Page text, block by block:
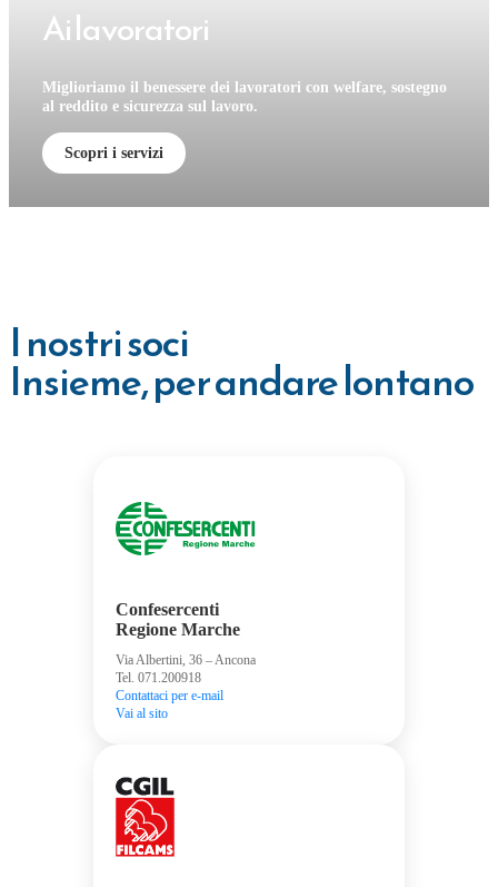
Ai lavoratori
Miglioriamo il benessere dei lavoratori con welfare, sostegno
al reddito e sicurezza sul lavoro.
Scopri i servizi
I nostri soci
Insieme, per andare lontano
Confesercenti
Regione Marche
Via Albertini, 36 – Ancona
Tel. 071.200918
Contattaci per e-mail
Vai al sito